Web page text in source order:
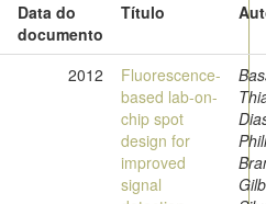
Data do
documento
Título
2012
Fluorescence-
based lab-on-
chip spot
design for
improved
signal